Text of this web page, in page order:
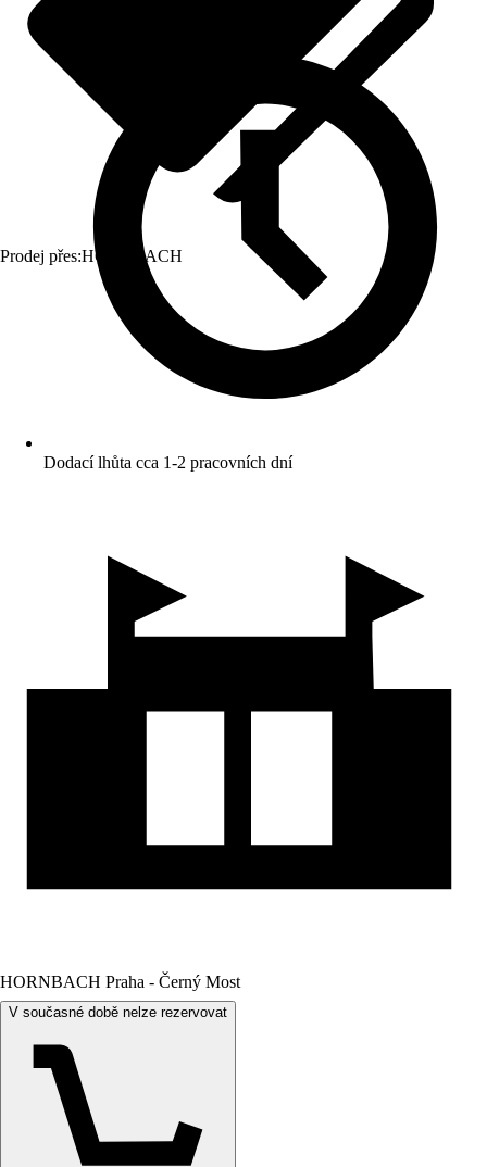
Prodej přes:HORNBACH
Dodací lhůta cca 1-2 pracovních dní
HORNBACH Praha - Černý Most
V současné době nelze rezervovat